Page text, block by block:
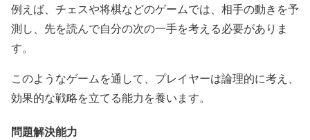
例えば、チェスや将棋などのゲームでは、相手の動きを予
測し、先を読んで自分の次の一手を考える必要がありま
す。
このようなゲームを通して、プレイヤーは論理的に考え、
効果的な戦略を立てる能力を養います。
問題解決能力